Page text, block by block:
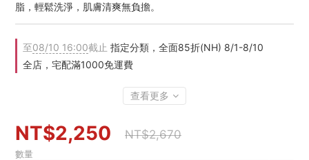
脂，輕鬆洗淨，肌膚清爽無負擔。
至08/10 16:00截止 指定分類，全面85折(NH) 8/1-8/10
全店，宅配滿1000免運費
查看更多
NT$2,250 NT$2,670
數量